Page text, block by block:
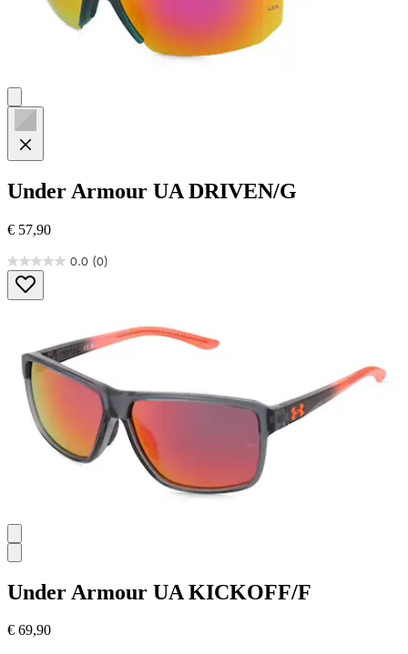
Under Armour UA DRIVEN/G
€ 57,90
0.0 (0)
0.0
von
5
Under Armour UA KICKOFF/F
€ 69,90